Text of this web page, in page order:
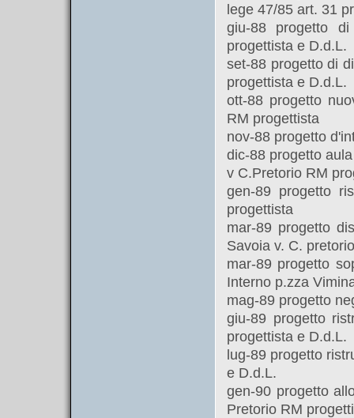
lege 47/85 art. 31
giu-88 progetto
progettista e D.d.L.
set-88 progetto di
progettista e D.d.L.
ott-88 progetto
RM progettista
nov-88 progetto
dic-88 progetto
v C.Pretorio RM
gen-89 progetto
progettista
mar-89 progetto
Savoia v. C.
mar-89 progetto
Interno p.zza
mag-89 progetto
giu-89 progetto
progettista e D.d.L.
lug-89 progetto
e D.d.L.
gen-90 progetto
Pretorio RM